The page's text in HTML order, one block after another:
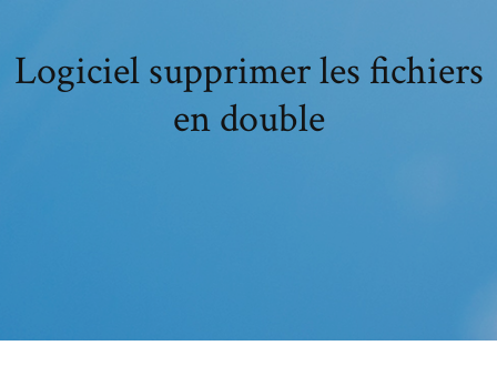
Logiciel supprimer les fichiers
en double